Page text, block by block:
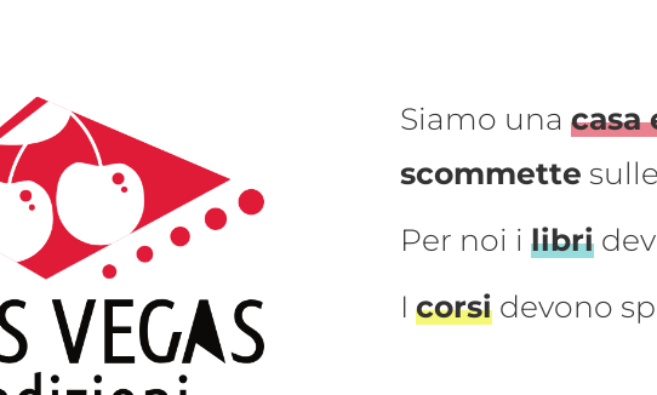
Siamo unacasa
scommette
Per noi ilibri
Icorsi devono